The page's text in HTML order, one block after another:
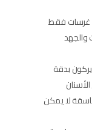
تعتمد هذه الطريقة على وضع 4 إلى 6 غرسات فقط
والجهد
بدقة
لا يمكن